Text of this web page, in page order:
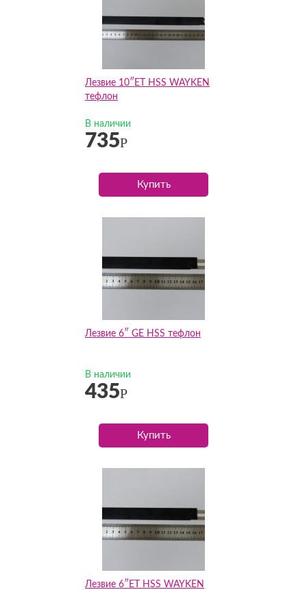
Лезвие 10″ET HSS WAYKEN
тефлон
В наличии
735Р
Купить
Лезвие 6″ GE HSS тефлон
В наличии
435Р
Купить
Лезвие 6″ET HSS WAYKEN